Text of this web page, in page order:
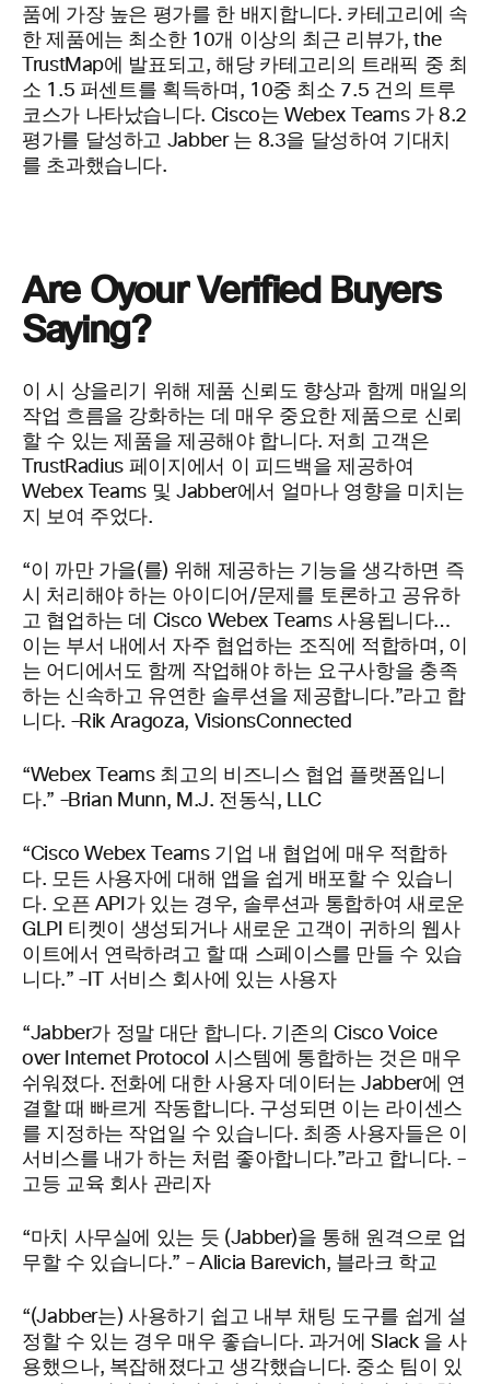
품에 가장 높은 평가를 한 배지합니다. 카테고리에 속
한 제품에는 최소한 10개 이상의 최근 리뷰가, the
TrustMap에 발표되고, 해당 카테고리의 트래픽 중 최
소 1.5 퍼센트를 획득하며, 10중 최소 7.5 건의 트루
코스가 나타났습니다. Cisco는Webex Teams 가 8.2
평가를 달성하고 Jabber 는 8.3을 달성하여 기대치
를 초과했습니다.
AreOyourVerified Buyers
Saying?
이 시
상을리기 위해 제품 신뢰도 향상과 함께 매일의
작업 흐름을 강화하는 데 매우 중요한 제품으로 신뢰
할 수 있는 제품을 제공해야 합니다. 저희 고객은
TrustRadius 페이지에서 이 피드백을 제공하여
Webex
Teams 및 Jabber에서 얼마나 영향을 미치는
지 보여 주었다.
“이 까만 가을(를) 위해 제공하는 기능을 생각하면 즉
시 처리해야 하는 아이디어/문제를 토론하고 공유하
고 협업하는 데 Cisco Webex Teams 사용됩니다…
이는 부서 내에서 자주 협업하는 조직에 적합하며, 이
는 어디에서도 함께 작업해야 하는 요구사항을 충족
하는 신속하고 유연한 솔루션을 제공합니다.”라고 합
니다. –Rik Aragoza, VisionsConnected
“Webex Teams 최고의 비즈니스 협업 플랫폼입니
다.” –Brian Munn, M.J. 전동식, LLC
“Cisco Webex Teams 기업 내 협업에 매우 적합하
다. 모든 사용자에 대해 앱을 쉽게 배포할 수 있습니
다. 오픈 API가 있는 경우, 솔루션과 통합하여 새로운
GLPI 티켓이 생성되거나 새로운 고객이 귀하의 웹사
이트에서 연락하려고 할 때 스페이스를 만들 수 있습
니다.” –IT 서비스 회사에 있는 사용자
“Jabber가 정말 대단 합니다. 기존의 Cisco Voice
over Internet Protocol 시스템에 통합하는 것은 매우
쉬워졌다. 전화에 대한 사용자 데이터는 Jabber에 연
결할 때 빠르게 작동합니다. 구성되면 이는 라이센스
를 지정하는 작업일 수 있습니다. 최종 사용자들은 이
서비스를 내가 하는 처럼 좋아합니다.”라고 합니다. –
고등 교육 회사 관리자
“마치
사무실에 있는 듯 (Jabber)을 통해 원격으로 업
무할 수 있습니다.” – Alicia Barevich, 블라크 학교
“(Jabber는) 사용하기 쉽고 내부 채팅 도구를 쉽게 설
정할 수 있는 경우 매우 좋습니다. 과거에Slack을 사
용했으나, 복잡해졌다고 생각했습니다. 중소 팀이 있